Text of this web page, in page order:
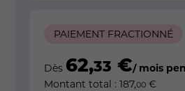
PAIEMENT FRACTIONNÉ
Dès 62,33 €/ mois
Montant total : 187,00 €